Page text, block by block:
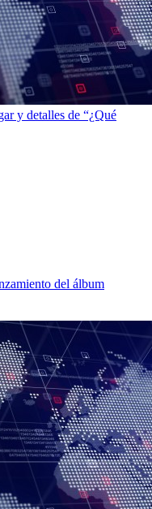
y detalles de “¿Qué
del álbum